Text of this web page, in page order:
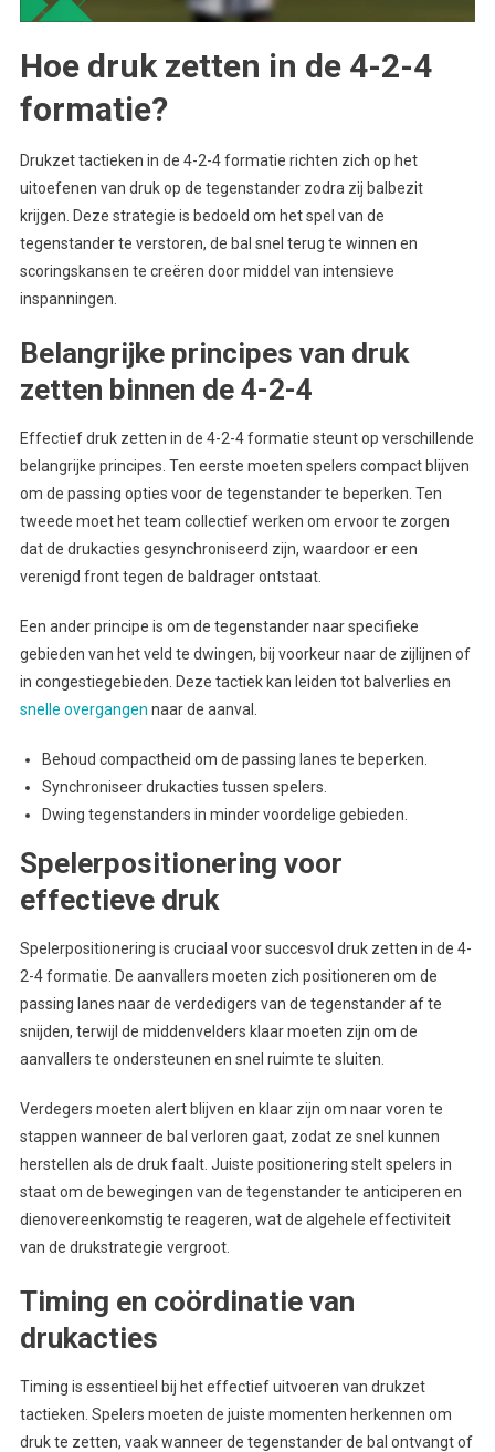
Hoe druk zetten in de 4-2-4
formatie?
Drukzet tactieken in de 4-2-4 formatie richten zich op het
uitoefenen van druk op de tegenstander zodra zij balbezit
krijgen. Deze strategie is bedoeld om het spel van de
tegenstander te verstoren, de bal snel terug te winnen en
scoringskansen te creëren door middel van intensieve
inspanningen.
Belangrijke principes van druk
zetten binnen de 4-2-4
Effectief druk zetten in de 4-2-4 formatie steunt op verschillende
belangrijke principes. Ten eerste moeten spelers compact blijven
om de passing opties voor de tegenstander te beperken. Ten
tweede moet het team collectief werken om ervoor te zorgen
dat de drukacties gesynchroniseerd zijn, waardoor er een
verenigd front tegen de baldrager ontstaat.
Een ander principe is om de tegenstander naar specifieke
gebieden van het veld te dwingen, bij voorkeur naar de zijlijnen of
in congestiegebieden. Deze tactiek kan leiden tot balverlies en
snelle overgangen naar de aanval.
Behoud compactheid om de passing lanes te beperken.
Synchroniseer drukacties tussen spelers.
Dwing tegenstanders in minder voordelige gebieden.
Spelerpositionering voor
effectieve druk
Spelerpositionering is cruciaal voor succesvol druk zetten in de 4-
2-4 formatie. De aanvallers moeten zich positioneren om de
passing lanes naar de verdedigers van de tegenstander af te
snijden, terwijl de middenvelders klaar moeten zijn om de
aanvallers te ondersteunen en snel ruimte te sluiten.
Verdegers moeten alert blijven en klaar zijn om naar voren te
stappen wanneer de bal verloren gaat, zodat ze snel kunnen
herstellen als de druk faalt. Juiste positionering stelt spelers in
staat om de bewegingen van de tegenstander te anticiperen en
dienovereenkomstig te reageren, wat de algehele effectiviteit
van de drukstrategie vergroot.
Timing en coördinatie van
drukacties
Timing is essentieel bij het effectief uitvoeren van drukzet
tactieken. Spelers moeten de juiste momenten herkennen om
druk te zetten, vaak wanneer de tegenstander de bal ontvangt of